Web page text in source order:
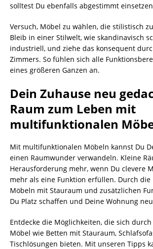
solltest Du ebenfalls abgestimmt
Versuch, Möbel zu wählen, die stilistisch
Bleib in einer Stilwelt, wie skandinavisch
industriell, und ziehe das konsequent
Zimmers. So fühlen sich alle
eines größeren Ganzen an.
Dein Zuhause neu
Raum zum Leben mit
multifunktionalen
Mit multifunktionalen Möbeln kannst Du
einen Raumwunder verwandeln. Kleine
Herausforderung mehr, wenn Du clevere
mehr als eine Funktion erfüllen. Durch die
Möbeln mit Stauraum und zusätzlichen
Du Platz schaffen und Deine Wohnung
Entdecke die Möglichkeiten, die sich
Möbel wie Betten mit Stauraum,
Tischlösungen bieten. Mit unseren Tipps